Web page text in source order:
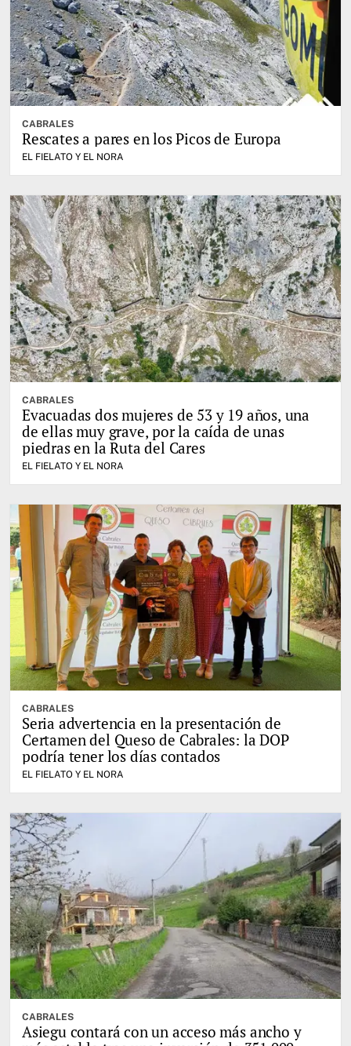
CABRALES
Rescates a pares en los Picos de Europa
EL FIELATO Y EL NORA
CABRALES
Evacuadas dos mujeres de 53 y 19 años, una
de ellas muy grave, por la caída de unas
piedras en la Ruta del Cares
EL FIELATO Y EL NORA
CABRALES
Seria advertencia en la presentación de
Certamen del Queso de Cabrales: la DOP
podría tener los días contados
EL FIELATO Y EL NORA
CABRALES
Asiegu contará con un acceso más ancho y